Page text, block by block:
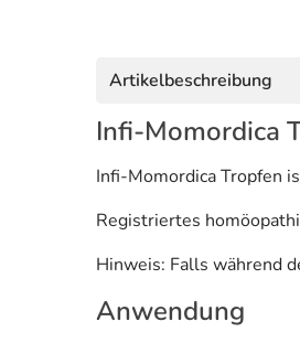
Artikelbeschreibung
Infi-Momordica
Infi-Momordica Tropfen
Registriertes
Hinweis: Falls während
Anwendung